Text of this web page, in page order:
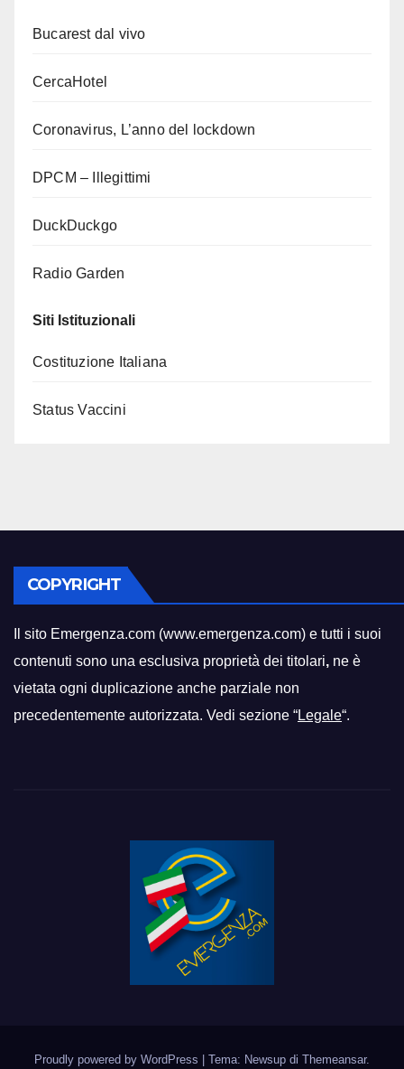
Bucarest dal vivo
CercaHotel
Coronavirus, L’anno del lockdown
DPCM – Illegittimi
DuckDuckgo
Radio Garden
Siti Istituzionali
Costituzione Italiana
Status Vaccini
COPYRIGHT
Il sito Emergenza.com (www.emergenza.com) e tutti i suoi
contenuti sono una esclusiva proprietà dei titolari, ne è
vietata ogni duplicazione anche parziale non
precedentemente autorizzata. Vedi sezione “Legale“.
Proudly powered by WordPress | Tema: Newsup di Themeansar.